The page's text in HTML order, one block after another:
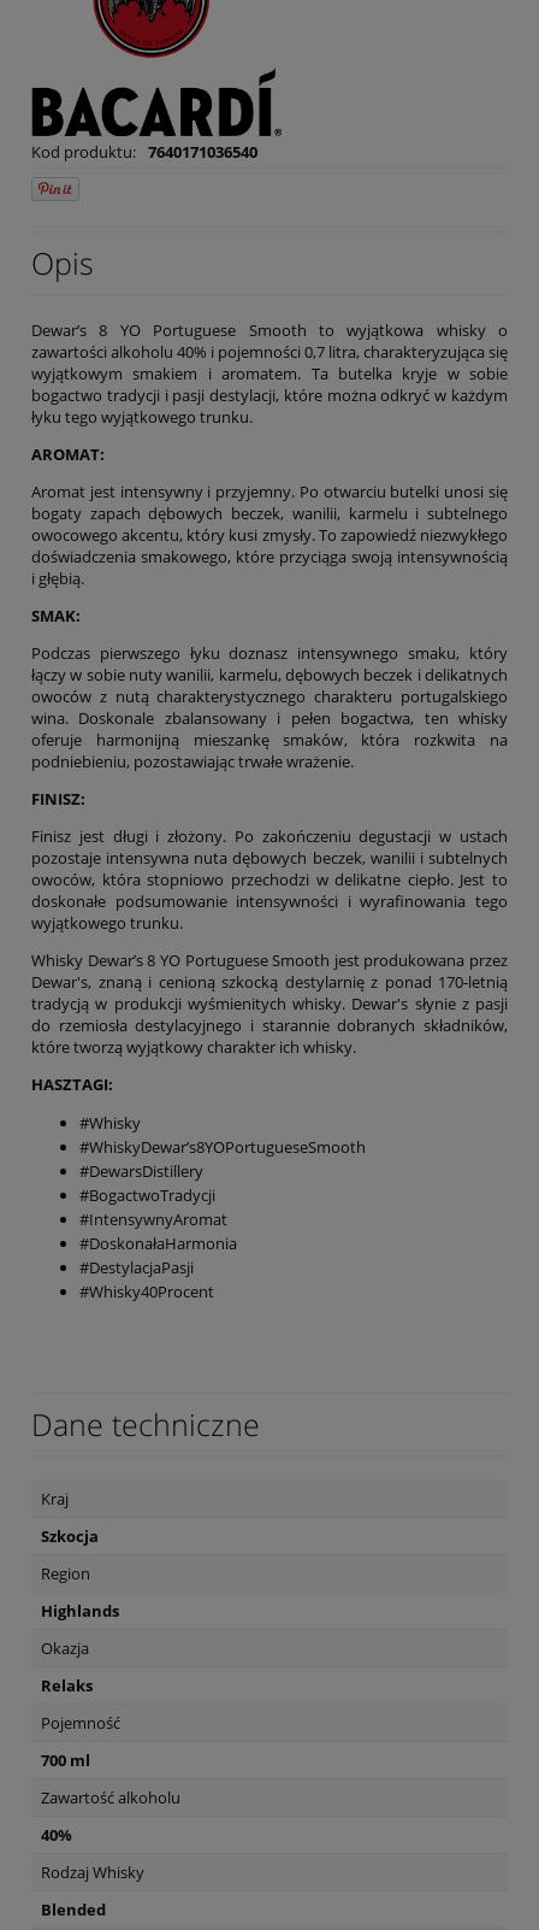
Kod produktu: 7640171036540
Opis
Dewar’s 8 YO Portuguese Smooth to wyjątkowa whisky o
zawartości alkoholu 40% i pojemności 0,7 litra, charakteryzująca się
wyjątkowym smakiem i aromatem. Ta butelka kryje w sobie
bogactwo tradycji i pasji destylacji, które można odkryć w każdym
łyku tego wyjątkowego trunku.
AROMAT:
Aromat jest intensywny i przyjemny. Po otwarciu butelki unosi się
bogaty zapach dębowych beczek, wanilii, karmelu i subtelnego
owocowego akcentu, który kusi zmysły. To zapowiedź niezwykłego
doświadczenia smakowego, które przyciąga swoją intensywnością
i głębią.
SMAK:
Podczas pierwszego łyku doznasz intensywnego smaku, który
łączy w sobie nuty wanilii, karmelu, dębowych beczek i delikatnych
owoców z nutą charakterystycznego charakteru portugalskiego
wina. Doskonale zbalansowany i pełen bogactwa, ten whisky
oferuje harmonijną mieszankę smaków, która rozkwita na
podniebieniu, pozostawiając trwałe wrażenie.
FINISZ:
Finisz jest długi i złożony. Po zakończeniu degustacji w ustach
pozostaje intensywna nuta dębowych beczek, wanilii i subtelnych
owoców, która stopniowo przechodzi w delikatne ciepło. Jest to
doskonałe podsumowanie intensywności i wyrafinowania tego
wyjątkowego trunku.
Whisky Dewar’s 8 YO Portuguese Smooth jest produkowana przez
Dewar's, znaną i cenioną szkocką destylarnię z ponad 170-letnią
tradycją w produkcji wyśmienitych whisky. Dewar's słynie z pasji
do rzemiosła destylacyjnego i starannie dobranych składników,
które tworzą wyjątkowy charakter ich whisky.
HASZTAGI:
#Whisky
#WhiskyDewar’s8YOPortugueseSmooth
#DewarsDistillery
#BogactwoTradycji
#IntensywnyAromat
#DoskonałaHarmonia
#DestylacjaPasji
#Whisky40Procent
Dane techniczne
Kraj
Szkocja
Region
Highlands
Okazja
Relaks
Pojemność
700 ml
Zawartość alkoholu
40%
Rodzaj Whisky
Blended